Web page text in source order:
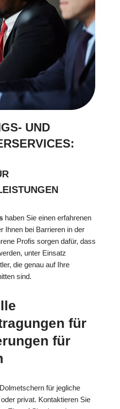
UND
haben Sie einen erfahrenen
Ihnen bei Barrieren in der
Profis sorgen dafür, dass
unter Einsatz
die genau auf Ihre
sind.
für
für
für jegliche
privat. Kontaktieren Sie